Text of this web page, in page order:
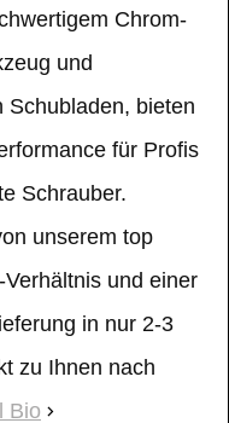
Chrom-
und
Schubladen, bieten
für Profis
Schrauber.
unserem top
und einer
in nur 2-3
zu Ihnen nach
Bio